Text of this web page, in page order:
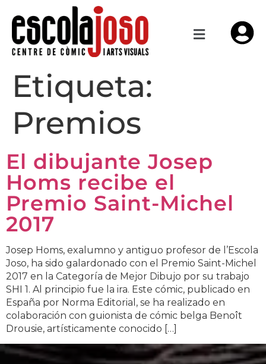
Etiqueta:
Premios
El dibujante Josep
Homs recibe el
Premio Saint-Michel
2017
Josep Homs, exalumno y antiguo profesor de l’Escola
Joso, ha sido galardonado con el Premio Saint-Michel
2017 en la Categoría de Mejor Dibujo por su trabajo
SHI 1. Al principio fue la ira. Este cómic, publicado en
España por Norma Editorial, se ha realizado en
colaboración con guionista de cómic belga Benoît
Drousie, artísticamente conocido […]